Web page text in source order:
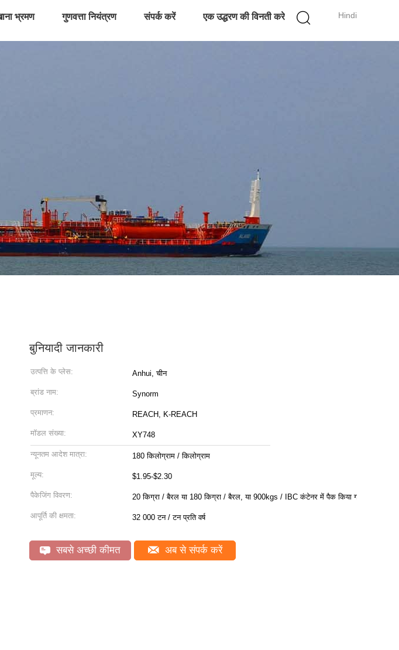
Hindi
भ्रमण गुणवत्ता नियंत्रण संपर्क करें एक उद्धरण की विनती करे
बुनियादी जानकारी
उत्पत्ति के प्लेस: Anhui, चीन
ब्रांड नाम: Synorm
प्रमाणन: REACH, K-REACH
मॉडल संख्या: XY748
न्यूनतम आदेश मात्रा: 180 किलोग्राम / किलोग्राम
मूल्य: $1.95-$2.30
पैकेजिंग विवरण: 20 किग्रा / बैरल या 180 किग्रा / बैरल, या 900kgs / IBC कंटेनर में पैक किया गया
आपूर्ति की क्षमता: 32 000 टन / टन प्रति वर्ष
सबसे अच्छी कीमत अब से संपर्क करें